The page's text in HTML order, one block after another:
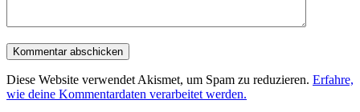
Diese Website verwendet Akismet, um Spam zu reduzieren. Erfahre,
wie deine Kommentardaten verarbeitet werden.